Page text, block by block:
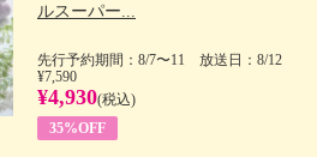
ルスーパー...
先行予約期間：8/7〜11 放送日：8/12
¥7,590
¥4,930(税込)
35%OFF